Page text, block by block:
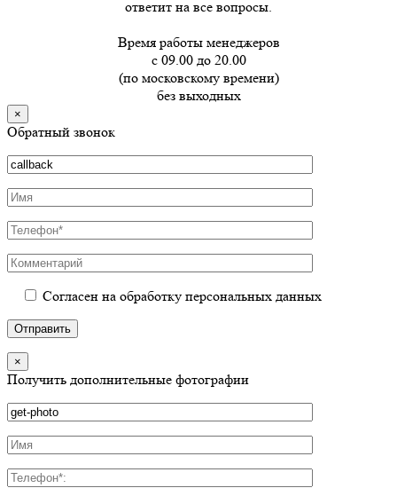
ответит на все вопросы.
Время работы менеджеров
с 09.00 до 20.00
(по московскому времени)
без выходных
×
Обратный звонок
Согласен на обработку персональных данных
×
Получить дополнительные фотографии